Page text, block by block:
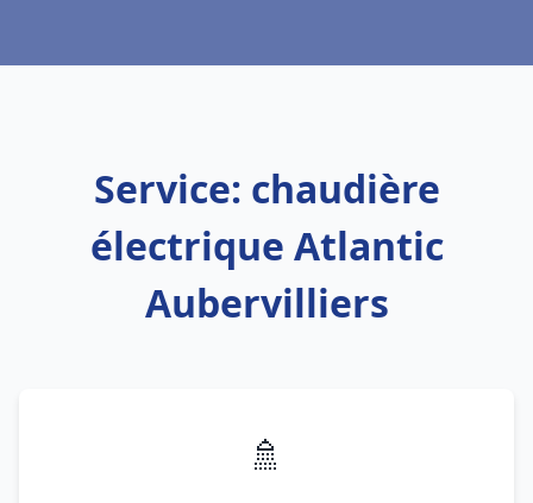
Service: chaudière
électrique Atlantic
Aubervilliers
🚿